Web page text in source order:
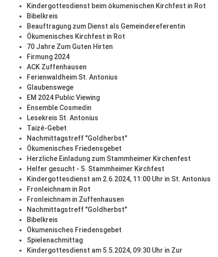
Kindergottesdienst beim ökumenischen Kirchfest in Rot
Bibelkreis
Beauftragung zum Dienst als Gemeindereferentin
Ökumenisches Kirchfest in Rot
70 Jahre Zum Guten Hirten
Firmung 2024
ACK Zuffenhausen
Ferienwaldheim St. Antonius
Glaubenswege
EM 2024 Public Viewing
Ensemble Cosmedin
Lesekreis St. Antonius
Taizé-Gebet
Nachmittagstreff "Goldherbst"
Ökumenisches Friedensgebet
Herzliche Einladung zum Stammheimer Kirchenfest
Helfer gesucht - 5. Stammheimer Kirchfest
Kindergottesdienst am 2.6.2024, 11:00 Uhr in St. Antonius
Fronleichnam in Rot
Fronleichnam in Zuffenhausen
Nachmittagstreff "Goldherbst"
Bibelkreis
Ökumenisches Friedensgebet
Spielenachmittag
Kindergottesdienst am 5.5.2024, 09:30 Uhr in Zur